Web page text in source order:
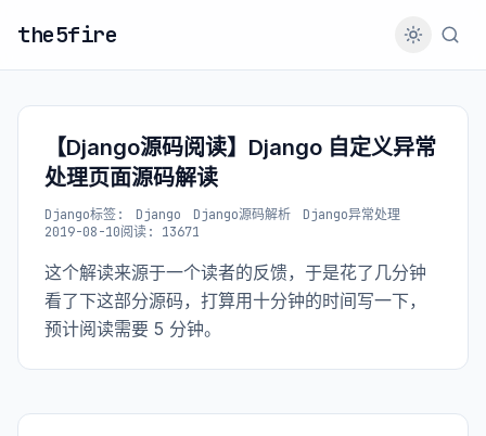
the5fire
【Django源码阅读】Django 自定义异常
处理页面源码解读
Django标签: Django Django源码解析
Django异常处理
2019-08-10阅读: 13671
这个解读来源于一个读者的反馈，于是花了几分钟
看了下这部分源码，打算用十分钟的时间写一下，
预计阅读需要 5 分钟。